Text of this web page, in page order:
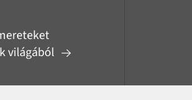
világából